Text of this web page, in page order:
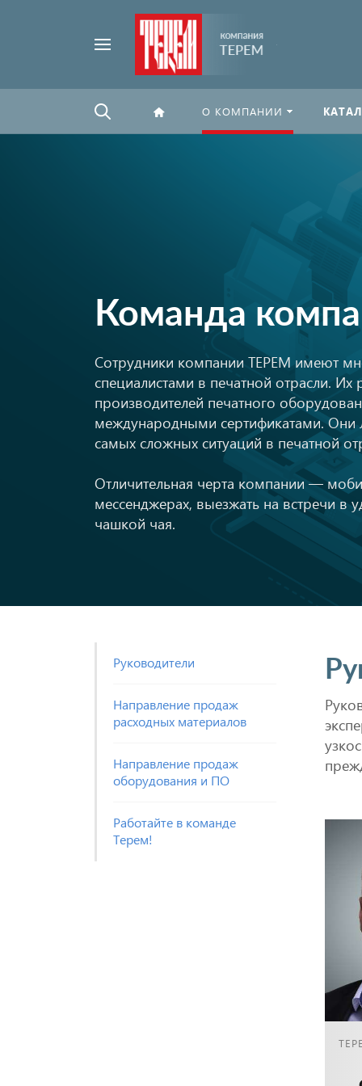
О КОМПАНИИ
Команда
Сотрудники компании ТЕРЕМ имеют
специалистами в печатной отрасли.
производителей печатного
международными сертификатами. Они
самых сложных ситуаций в печатной
Отличительная черта компании —
мессенджерах, выезжать на встречи в
чашкой чая.
Руководители
Направление продаж
расходных материалов
Направление продаж
оборудования и ПО
Работайте в команде
Терем!